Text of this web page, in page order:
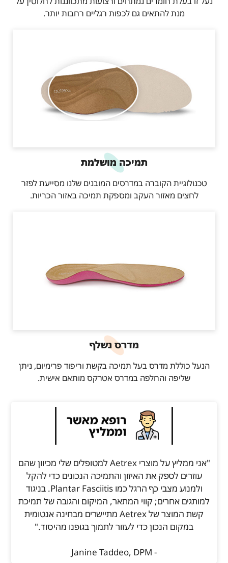
מנת להתאים גם לכפות רגליים רחבות יותר.
תמיכה מושלמת
טכנולוגיית הקוברה במדרסים המובנים שלנו מסייעת לפזר
לחצים מאזור העקב ומספקת תמיכה באזור הכריות.
מדרס נשלף
הנעל כוללת מדרס בעל תמיכה בקשת וריפוד פרימיום, ניתן
שליפה והחלפה במדרס אטרקס מותאם אישית.
"אני ממליץ על מוצרי Aetrex למטופלים שלי מכיוון שהם
עוזרים לספק את האיזון והתמיכה הנכונים כדי להקל
ולמנוע מצבי כף הרגל כמו Plantar Fasciitis. בניגוד
למותגים אחרים; קווי המתאר, המיקום והגובה של תמיכת
קשת המוצר של Aetrex מתיישרים מבחינה אנטומית
במקום הנכון כדי לעזור לתמוך בגופנו מהיסוד."
- Janine Taddeo, DPM